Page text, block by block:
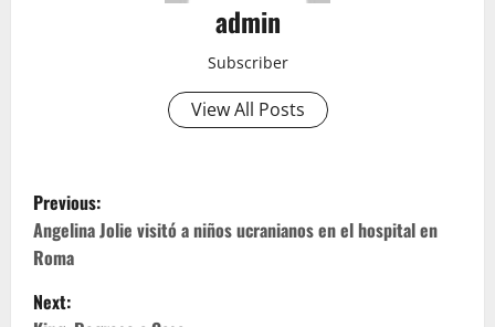
admin
Subscriber
View All Posts
P
o
s
Previous:
Angelina Jolie visitó a niños ucranianos en el hospital en
Roma
Next: